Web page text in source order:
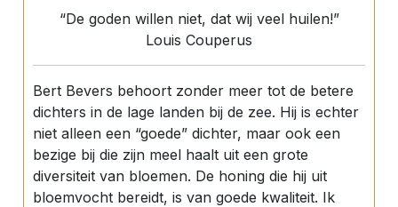
“De goden willen niet, dat wij veel huilen!”
Louis Couperus
Bert Bevers behoort zonder meer tot de betere
dichters in de lage landen bij de zee. Hij is echter
niet alleen een “goede” dichter, maar ook een
bezige bij die zijn meel haalt uit een grote
diversiteit van bloemen. De honing die hij uit
bloemvocht bereidt, is van goede kwaliteit. Ik